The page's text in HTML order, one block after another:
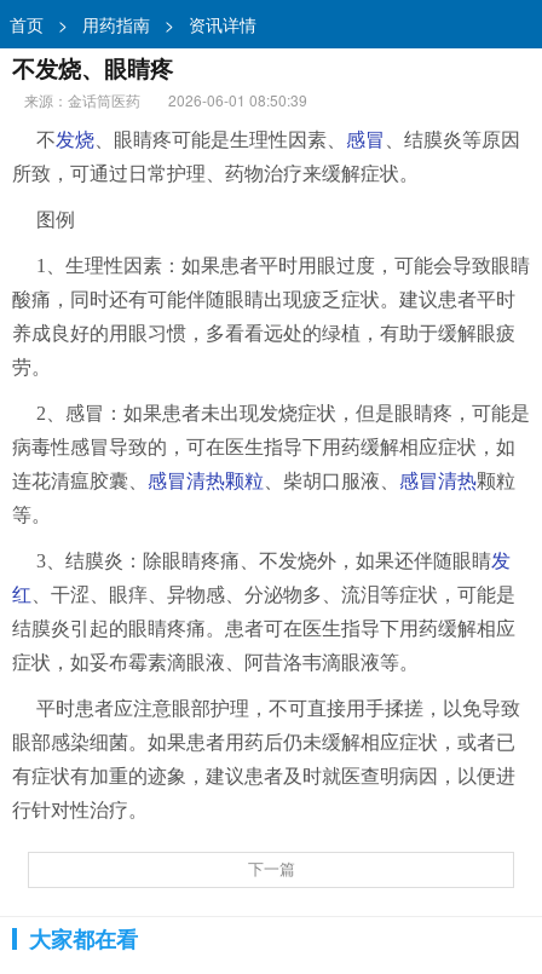
首页 > 用药指南 > 资讯详情
不发烧、眼睛疼
来源：金话筒医药
2026-06-01 08:50:39
不发烧 、眼睛疼可能是生理性因素、 感冒
、结膜炎等原因
所致，可通过日常护理、药物治疗来缓解症状。
图例
1、生理性因素：如果患者平时用眼过度，可能会导致眼睛
酸痛，同时还有可能伴随眼睛出现疲乏症状。建议患者平时
养成良好的用眼习惯，多看看远处的绿植，有助于缓解眼疲
劳。
2、感冒：如果患者未出现发烧症状，但是眼睛疼，可能是
病毒性感冒导致的，可在医生指导下用药缓解相应症状，如
连花清瘟胶囊、 感冒清热颗粒 、柴胡口服液、 感冒清热颗粒
等。
3、结膜炎：除眼睛疼痛、不发烧外，如果还伴随眼睛发
红 、干涩、眼痒、异物感、分泌物多、流泪等症状，可能是
结膜炎引起的眼睛疼痛。患者可在医生指导下用药缓解相应
症状，如妥布霉素滴眼液、阿昔洛韦滴眼液等。
平时患者应注意眼部护理，不可直接用手揉搓，以免导致
眼部感染细菌。如果患者用药后仍未缓解相应症状，或者已
有症状有加重的迹象，建议患者及时就医查明病因，以便进
行针对性治疗。
下一篇
大家都在看